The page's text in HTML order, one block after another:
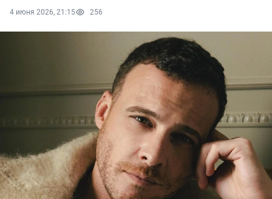
4 июня 2026, 21:15 256